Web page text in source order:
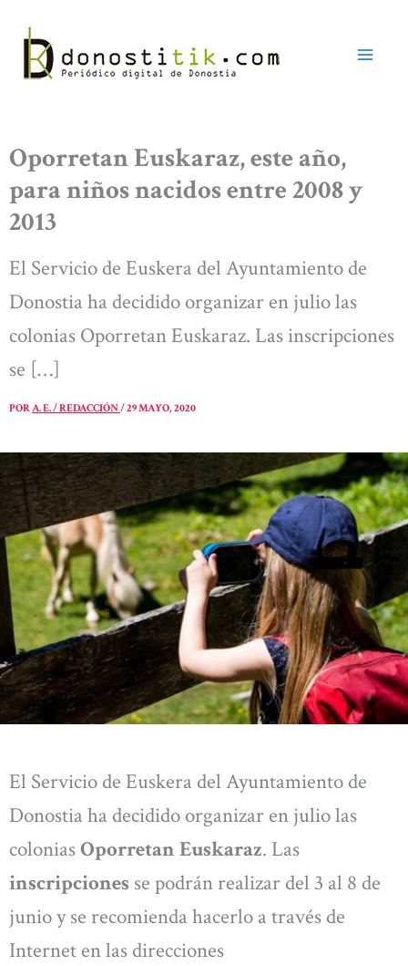
contenido
Oporretan Euskaraz, este año,
para niños nacidos entre 2008 y
2013
El Servicio de Euskera del Ayuntamiento de
Donostia ha decidido organizar en julio las
colonias Oporretan Euskaraz. Las inscripciones
se […]
PORA. E. / REDACCIÓN/29 MAYO, 2020
El Servicio de Euskera del Ayuntamiento de
Donostia ha decidido organizar en julio las
coloniasOporretan Euskaraz. Las
inscripciones se podrán realizar del 3 al 8 de
junio y se recomienda hacerlo a través de
Internet en las direcciones